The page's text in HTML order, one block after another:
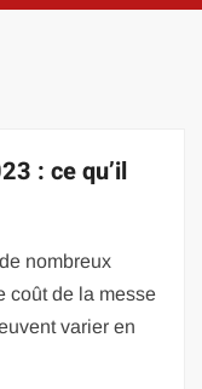
: ce qu’il
nombreux
coût de la messe
varier en